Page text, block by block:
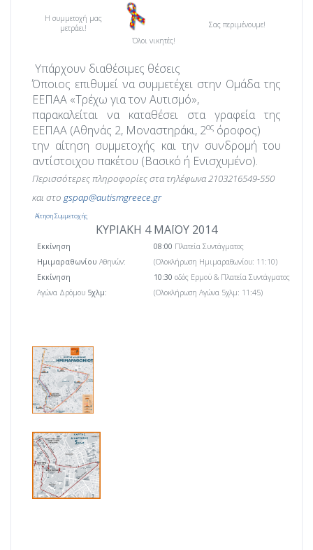
Η συμμετοχή μας
μετράει!
Όλοι νικητές!
Σας περιμένουμε!
Υπάρχουν διαθέσιμες θέσεις
Όποιος επιθυμεί να συμμετέχει στην Ομάδα της
ΕΕΠΑΑ «Τρέχω για τον Αυτισμό»,
παρακαλείται να καταθέσει στα γραφεία της
ΕΕΠΑΑ (Αθηνάς 2, Μοναστηράκι, 2ος όροφος)
την αίτηση συμμετοχής και την συνδρομή του
αντίστοιχου πακέτου (Βασικό ή Ενισχυμένο).
Περισσότερες πληροφορίες στα τηλέφωνα 2103216549-550
και στο gspap@autismgreece.gr
Αίτηση Συμμετοχής
ΚΥΡΙΑΚΗ 4 ΜΑΪΟΥ 2014
Εκκίνηση
Ημιμαραθωνίου Αθηνών:
08:00 Πλατεία Συντάγματος
(Ολοκλήρωση Ημιμαραθωνίου: 11:10)
Εκκίνηση
Αγώνα Δρόμου 5χλμ:
10:30 οδός Ερμού & Πλατεία Συντάγματος
(Ολοκλήρωση Αγώνα 5χλμ: 11:45)